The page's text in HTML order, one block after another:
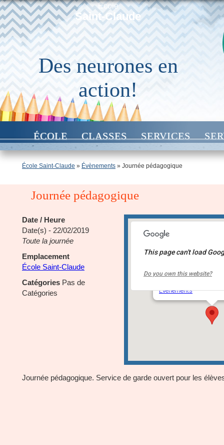
École
Saint-Claude
Des neurones en
action!
ÉCOLE CLASSES SERVICES
École Saint-Claude » Évènements » Journée pédagogique
Journée pédagogique
École Saint-Claude
Événements
This page can't load
Do you own this website?
Date / Heure
Date(s) - 22/02/2019
Toute la journée
Emplacement
École Saint-Claude
Catégories Pas de
Catégories
Journée pédagogique. Service de garde ouvert pour les